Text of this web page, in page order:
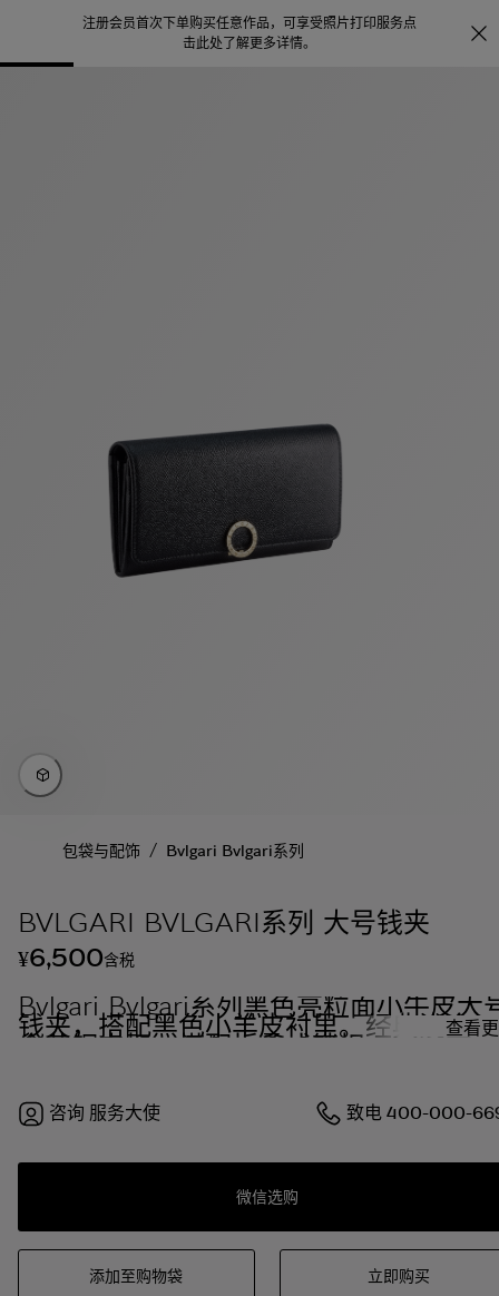
注册会员首次下单购买任意作品，可享受照片打印服务点
击此处了解更多详情。
包袋与配饰 / Bvlgari Bvlgari系列
BVLGARI BVLGARI系列 大号钱夹
¥6,500含税
Bvlgari Bvlgari系列黑色亮粒面小牛皮大
钱夹，搭配黑色小羊皮衬里。经典浅金镀
金黄铜夹扣，搭配折叠式锁扣。 查看
咨询 服务大使 致电400-000-
微信选购
添加至购物袋 立即购买